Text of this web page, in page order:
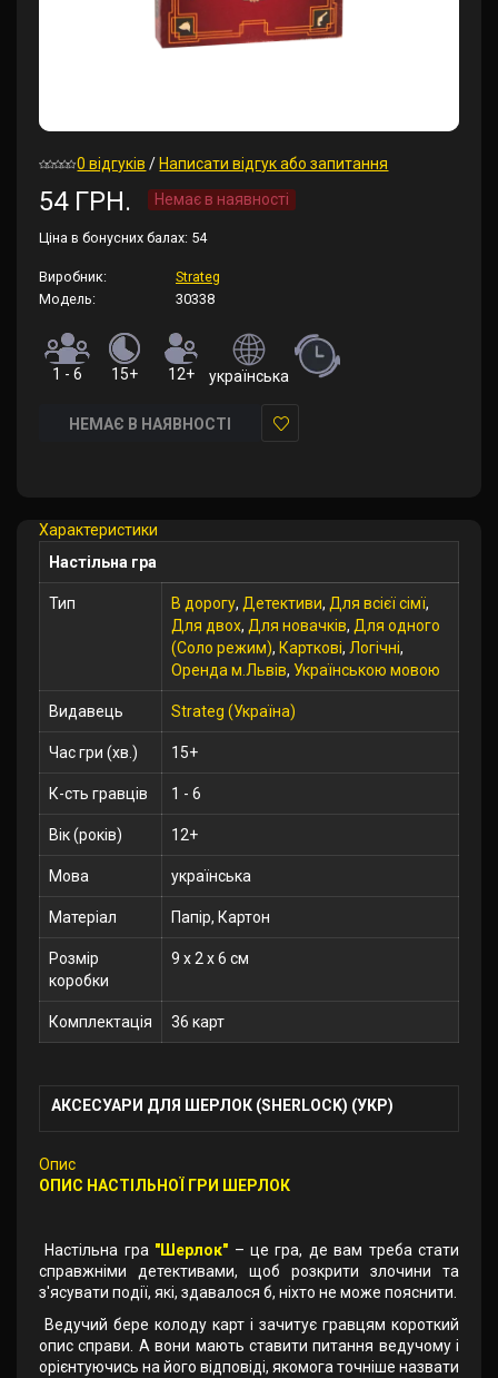
0 відгуків / Написати відгук або запитання
54 ГРН. Немає в наявності
Ціна в бонусних балах: 54
Виробник:
Strateg
Модель:
30338
1 - 6 15+ 12+ українська
НЕМАЄ В НАЯВНОСТІ
Характеристики
Настільна гра
Тип В дорогу, Детективи, Для всієї сімї,
Для двох, Для новачків, Для одного
(Соло режим), Карткові, Логічні,
Оренда м.Львів, Українською мовою
Видавець Strateg (Україна)
Час гри (хв.) 15+
К-сть гравців 1 - 6
Вік (років) 12+
Мова українська
Матеріал Папір, Картон
Розмір
коробки
9 x 2 x 6 см
Комплектація 36 карт
АКСЕСУАРИ ДЛЯ ШЕРЛОК (SHERLOCK) (УКР)
Опис
ОПИС НАСТІЛЬНОЇ ГРИ ШЕРЛОК
Настільна гра "Шерлок" – це гра, де вам треба стати
справжніми детективами, щоб розкрити злочини та
з'ясувати події, які, здавалося б, ніхто не може пояснити.
Ведучий бере колоду карт і зачитує гравцям короткий
опис справи. А вони мають ставити питання ведучому і
орієнтуючись на його відповіді, якомога точніше назвати